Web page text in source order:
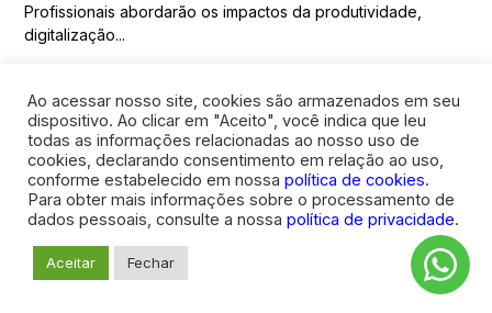
Profissionais abordarão os impactos da produtividade,
digitalização...
Ao acessar nosso site, cookies são armazenados em seu
dispositivo. Ao clicar em "Aceito", você indica que leu
todas as informações relacionadas ao nosso uso de
cookies, declarando consentimento em relação ao uso,
conforme estabelecido em nossa política de cookies.
Para obter mais informações sobre o processamento de
dados pessoais, consulte a nossa política de privacidade.
Aceitar Fechar